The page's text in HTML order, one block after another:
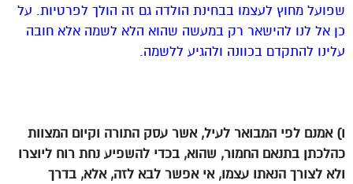
שפועל מחוץ לעצמו בבחינת הולדה גם זה הולך לפרטיות. על
כן אל לנו להישאר רק במעשה שהוא הלא לשמה אלא חובה
עלינו להתקדם בכוונה ולהגיע ללשמה.
ו) אמנם לפי המבואר לעיל, אשר עסק התורה וקיום המצוות
כהלכתן בתנאם החמור, שהוא, בכדי להשפיע נחת רוח ליוצרו
ולא לצורך הנאתו עצמו, אי אפשר לבא לזה, אלא, בדרך